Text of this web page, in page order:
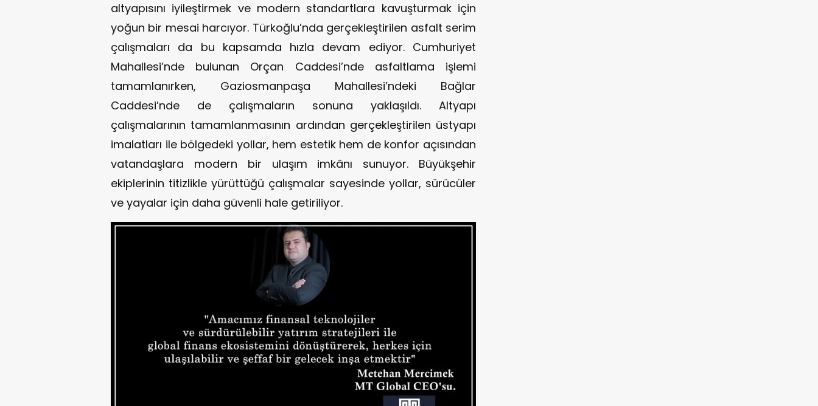
altyapısını iyileştirmek ve modern standartlara kavuşturmak için
yoğun bir mesai harcıyor. Türkoğlu’nda gerçekleştirilen asfalt serim
çalışmaları da bu kapsamda hızla devam ediyor. Cumhuriyet
Mahallesi’nde bulunan Orçan Caddesi’nde asfaltlama işlemi
tamamlanırken, Gaziosmanpaşa Mahallesi’ndeki Bağlar
Caddesi’nde de çalışmaların sonuna yaklaşıldı. Altyapı
çalışmalarının tamamlanmasının ardından gerçekleştirilen üstyapı
imalatları ile bölgedeki yollar, hem estetik hem de konfor açısından
vatandaşlara modern bir ulaşım imkânı sunuyor. Büyükşehir
ekiplerinin titizlikle yürüttüğü çalışmalar sayesinde yollar, sürücüler
ve yayalar için daha güvenli hale getiriliyor.